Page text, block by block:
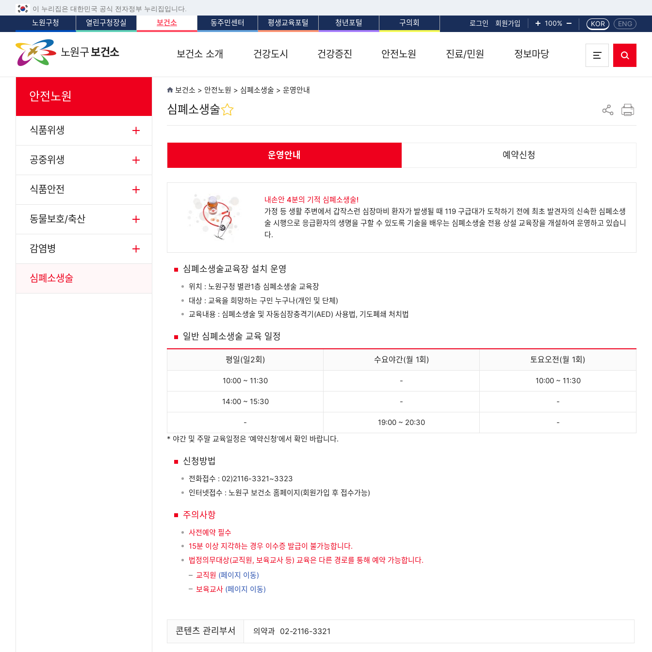
이 누리집은 대한민국 공식 전자정부 누리집입니다.
노원구청 열린구청장실 보건소 동주민센터 평생교육포털 청년포털 구의회 로그인 회원가입 화면확대
100% 화면축소 KOR ENG
노원구보건소 전체메뉴 열기
통합검색
보건소 소개 건강도시 건강증진 안전노원 진료/민원 정보마당
안전노원
식품위생
공중위생
식품안전
동물보호/축산
감염병
심폐소생술
보건소 > 안전노원 > 심폐소생술 > 운영안내
심폐소생술
공유하기
인쇄하기
운영안내 예약신청
내손안 4분의 기적 심폐소생술!
가정 등 생활 주변에서 갑작스런 심장마비 환자가 발생될 때 119 구급대가 도착하기 전에 최초 발견자의 신속한 심폐소생
술 시행으로 응급환자의 생명을 구할 수 있도록 기술을 배우는 심폐소생술 전용 상설 교육장을 개설하여 운영하고 있습니
다.
심폐소생술교육장 설치 운영
위치 : 노원구청 별관1층 심폐소생술 교육장
대상 : 교육을 희망하는 구민 누구나(개인 및 단체)
교육내용 : 심폐소생술 및 자동심장충격기(AED) 사용법, 기도폐쇄 처치법
일반 심폐소생술 교육 일정
평일(일2회) 수요야간(월 1회) 토요오전(월 1회)
10:00 ~ 11:30 - 10:00 ~ 11:30
14:00 ~ 15:30 - -
- 19:00 ~ 20:30
-
* 야간 및 주말 교육일정은 ‘예약신청’에서 확인 바랍니다.
신청방법
전화접수 : 02)2116-3321~3323
인터넷접수 : 노원구 보건소 홈페이지(회원가입 후 접수가능)
주의사항
사전예약 필수
15분 이상 지각하는 경우 이수증 발급이 불가능합니다.
법정의무대상(교직원, 보육교사 등) 교육은 다른 경로를 통해 예약 가능합니다.
교직원 (페이지 이동)
보육교사 (페이지 이동)
콘텐츠 관리부서 의약과 02-2116-3321